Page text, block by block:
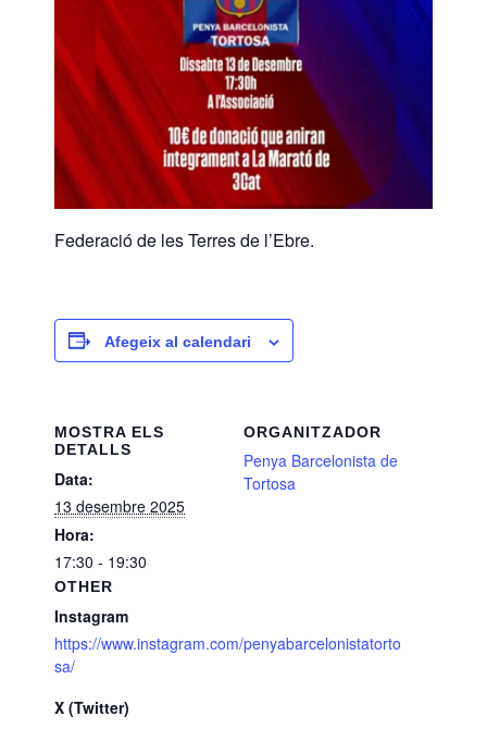
Federació de les Terres de l’Ebre.
Afegeix al calendari
MOSTRA ELS
DETALLS
Data:
13 desembre 2025
Hora:
17:30 - 19:30
ORGANITZADOR
Penya Barcelonista de
Tortosa
OTHER
Instagram
https://www.instagram.com/penyabarcelonistatorto
sa/
X (Twitter)